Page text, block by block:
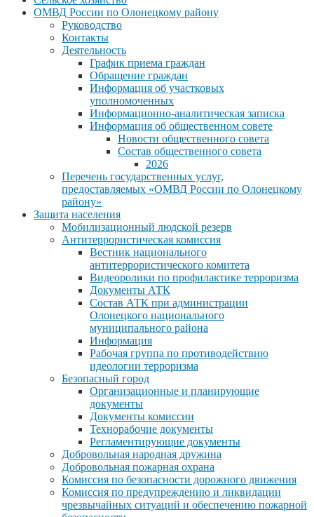
ОМВД России по Олонецкому району
Руководство
Контакты
Деятельность
График приема граждан
Обращение граждан
Информация об участковых
уполномоченных
Информационно-аналитическая записка
Информация об общественном совете
Новости общественного совета
Состав общественного совета
2026
Перечень государственных услуг,
предоставляемых «ОМВД России по Олонецкому
району»
Защита населения
Мобилизационный людской резерв
Антитеррористическая комиссия
Вестник национального
антитеррористического комитета
Видеоролики по профилактике терроризма
Документы АТК
Состав АТК при администрации
Олонецкого национального
муниципального района
Информация
Рабочая группа по противодействию
идеологии терроризма
Безопасный город
Организационные и планирующие
документы
Документы комиссии
Технорабочие документы
Регламентирующие документы
Добровольная народная дружина
Добровольная пожарная охрана
Комиссия по безопасности дорожного движения
Комиссия по предупреждению и ликвидации
чрезвычайных ситуаций и обеспечению пожарной